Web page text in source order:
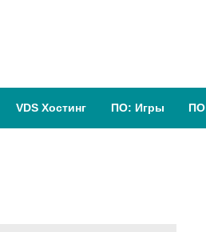
VDS Хостинг ПО: Игры ПО